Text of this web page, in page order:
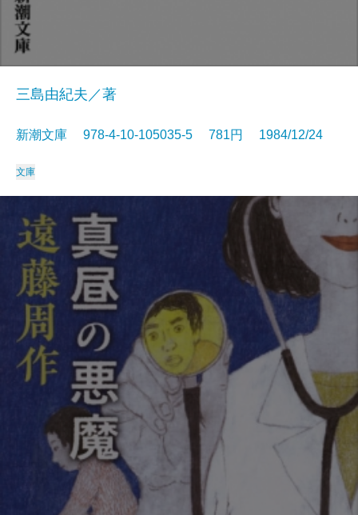
三島由紀夫／著
新潮文庫 978-4-10-105035-5 781円 1984/12/24
文庫